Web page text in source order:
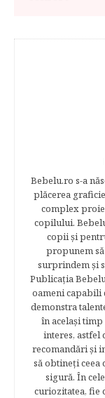
Bebelu.ro s-a
plăcerea
complex
copilului.
copii şi
propunem
surprindem şi
Publicația
oameni capabili
demonstra
în acelaşi
interes, astfel
recomandări şi
să obtineţi ceea
sigură. În
curiozitatea, fie